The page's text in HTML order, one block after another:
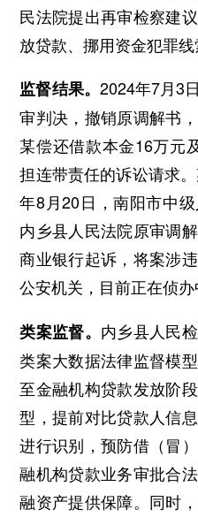
民法院提出再审检察建
放贷款、挪用资金犯罪线
监督结果。 2024年7月3
审判决，撤销原调解书
某偿还借款本金16万元
担连带责任的诉讼请求
年8月20日，南阳市中
内乡县人民法院原审调
商业银行起诉，将案涉
公安机关，目前正在侦办
类案监督。 内乡县人民
类案大数据法律监督模
至金融机构贷款发放阶
型，提前对比贷款人信
进行识别，预防借（冒
融机构贷款业务审批合
融资产提供保障。同时